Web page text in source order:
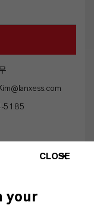
5185
CLOSE
your